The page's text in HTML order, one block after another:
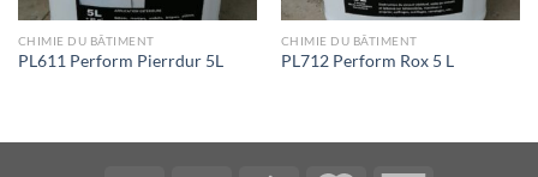
CHIMIE DU BÂTIMENT
PL611 Perform Pierrdur 5L
CHIMIE DU BÂTIMENT
PL712 Perform Rox 5 L